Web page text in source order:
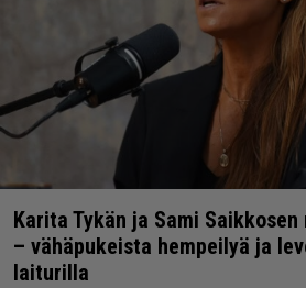
Karita Tykän ja Sami
– vähäpukeista hempeilyä ja
laiturilla